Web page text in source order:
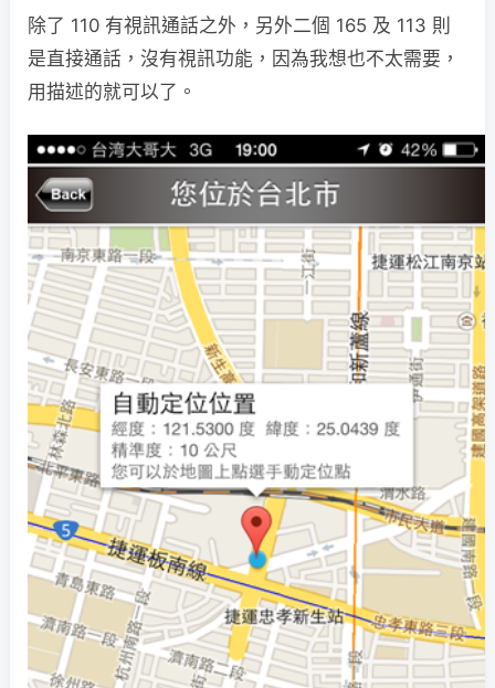
除了 110 有視訊通話之外，另外二個 165 及 113 則
是直接通話，沒有視訊功能，因為我想也不太需要，
用描述的就可以了。